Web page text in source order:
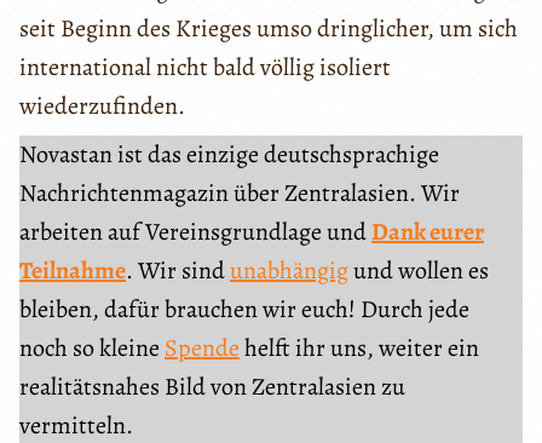
seit Beginn des Krieges umso dringlicher, um sich
international nicht bald völlig isoliert
wiederzufinden.
Novastan ist das einzige deutschsprachige
Nachrichtenmagazin über Zentralasien. Wir
arbeiten auf Vereinsgrundlage undDank eurer
Teilnahme. Wir sindunabhängigund wollen es
bleiben, dafür brauchen wir euch! Durch jede
noch so kleine Spendehelft ihr uns, weiter ein
realitätsnahes Bild von Zentralasien zu
vermitteln.